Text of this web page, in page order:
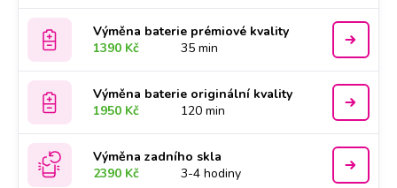
Výměna baterie prémiové kvality
1390 Kč
35 min
Výměna baterie originální kvality
1950 Kč
120 min
Výměna zadního skla
2390 Kč
3-4 hodiny